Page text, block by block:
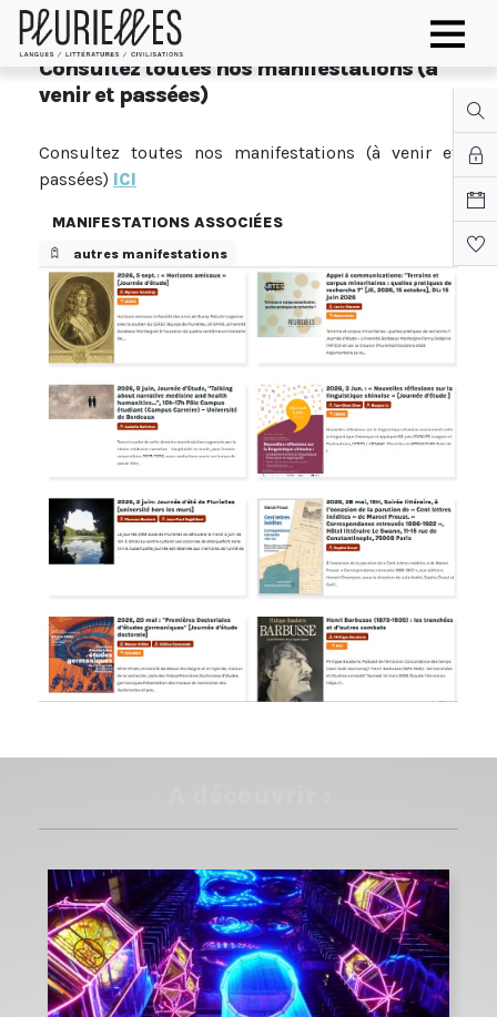
Consultez toutes nos manifestations (à
venir et passées)
Consultez toutes nos manifestations (à venir et
passées) ICI
MANIFESTATIONS ASSOCIÉES
autres manifestations